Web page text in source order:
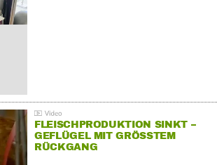
FLEISCHPRODUKTION SINKT –
GEFLÜGEL MIT GRÖSSTEM R
ÜCKGANG